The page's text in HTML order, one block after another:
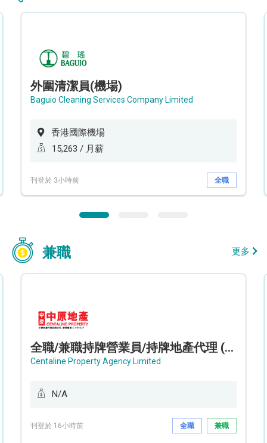
外圍清潔員(機場)
Baguio Cleaning Services Company Limited
香港國際機場
15,263 / 月薪
刊登於 3小時前 全職
兼職 更多
全職/兼職持牌營業員/持牌地產代理 (長沙灣/將軍澳/油塘)
Centaline Property Agency Limited
N/A
刊登於 16小時前 全職 兼職